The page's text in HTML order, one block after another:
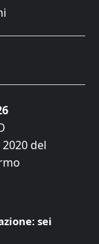
del
sei